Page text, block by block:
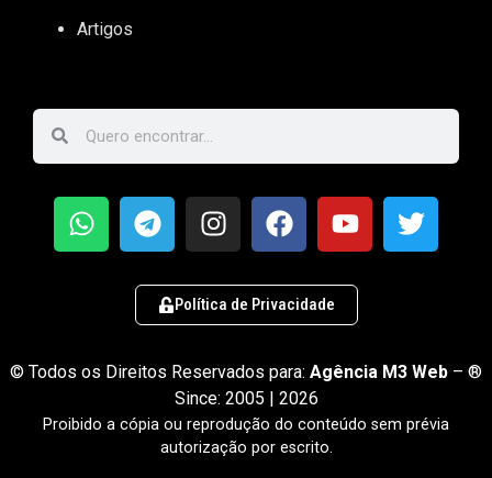
Artigos
Política de Privacidade
© Todos os Direitos Reservados para: Agência M3 Web – ®
Since: 2005 | 2026
Proibido a cópia ou reprodução do conteúdo sem prévia
autorização por escrito.